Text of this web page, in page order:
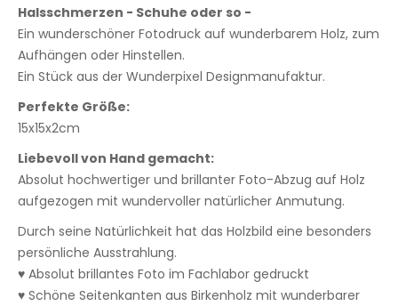
Halsschmerzen - Schuhe oder so -
Ein wunderschöner Fotodruck auf wunderbarem Holz, zum
Aufhängen oder Hinstellen.
Ein Stück aus der Wunderpixel Designmanufaktur.
Perfekte Größe:
15x15x2cm
Liebevoll von Hand gemacht:
Absolut hochwertiger und brillanter Foto-Abzug auf Holz
aufgezogen mit wundervoller natürlicher Anmutung.
Durch seine Natürlichkeit hat das Holzbild eine besonders
persönliche Ausstrahlung.
♥ Absolut brillantes Foto im Fachlabor gedruckt
♥ Schöne Seitenkanten aus Birkenholz mit wunderbarer